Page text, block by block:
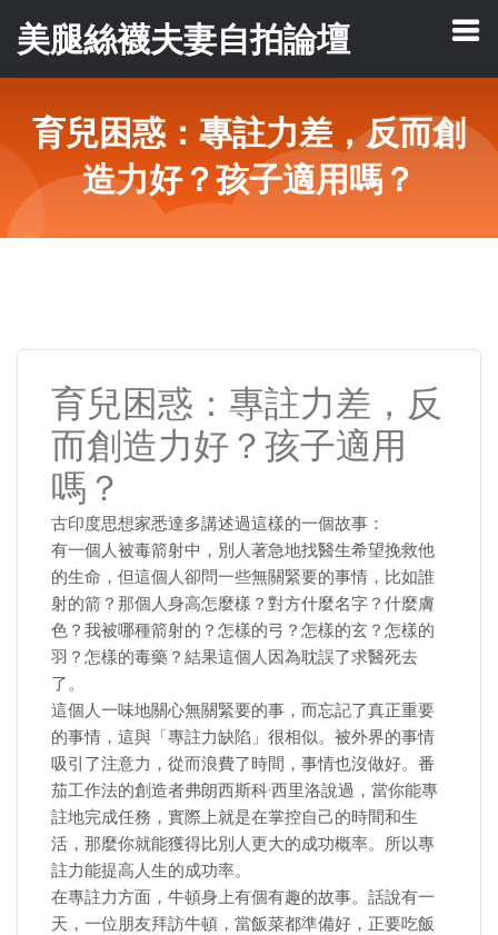
美腿絲襪夫妻自拍論壇
育兒困惑：專註力差，反而創
造力好？孩子適用嗎？
育兒困惑：專註力差，反
而創造力好？孩子適用
嗎？
古印度思想家悉達多講述過這樣的一個故事：
有一個人被毒箭射中，別人著急地找醫生希望挽救他
的生命，但這個人卻問一些無關緊要的事情，比如誰
射的箭？那個人身高怎麼樣？對方什麼名字？什麼膚
色？我被哪種箭射的？怎樣的弓？怎樣的玄？怎樣的
羽？怎樣的毒藥？結果這個人因為耽誤了求醫死去
了。
這個人一味地關心無關緊要的事，而忘記了真正重要
的事情，這與「專註力缺陷」很相似。被外界的事情
吸引了注意力，從而浪費了時間，事情也沒做好。番
茄工作法的創造者弗朗西斯科·西里洛說過，當你能專
註地完成任務，實際上就是在掌控自己的時間和生
活，那麼你就能獲得比別人更大的成功概率。所以專
註力能提高人生的成功率。
在專註力方面，牛頓身上有個有趣的故事。話說有一
天，一位朋友拜訪牛頓，當飯菜都準備好，正要吃飯